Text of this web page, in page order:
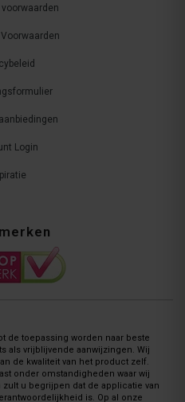
voorwaarden
Login
de toepassing worden naar beste
als vrijblijvende aanwijzingen. Wij
de kwaliteit van het product zelf.
onder omstandigheden waar wij
u begrijpen dat de applicatie van
is. Op al onze